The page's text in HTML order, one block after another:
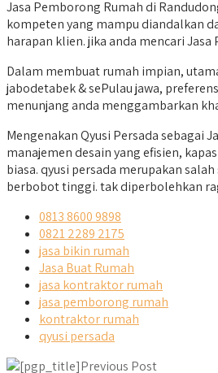
Jasa Pemborong Rumah di
kompeten yang mampu diandalkan
harapan klien. jika anda mencari
Dalam membuat rumah impian,
jabodetabek & sePulau jawa,
menunjang anda menggambarkan
Mengenakan Qyusi Persada sebagai
manajemen desain yang efisien,
biasa. qyusi persada merupakan
berbobot tinggi. tak diperbolehkan
0813 8600 9898
0821 2289 2175
jasa bikin rumah
Jasa Buat Rumah
jasa kontraktor rumah
jasa pemborong rumah
kontraktor rumah
qyusi persada
Previous Post